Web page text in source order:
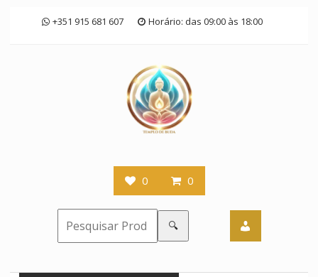
+351 915 681 607 Horário: das 09:00 às 18:00
0 0
🔍